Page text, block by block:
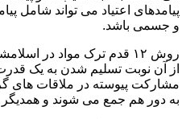
پیامدهای اعتیاد می تواند شامل
و جسمی باشد.
روش ۱۲ قدم ترک مواد در
از آن نوبت تسلیم شدن به یک
مشارکت پیوسته در ملاقات های
به دور هم جمع می شوند و همدیگر